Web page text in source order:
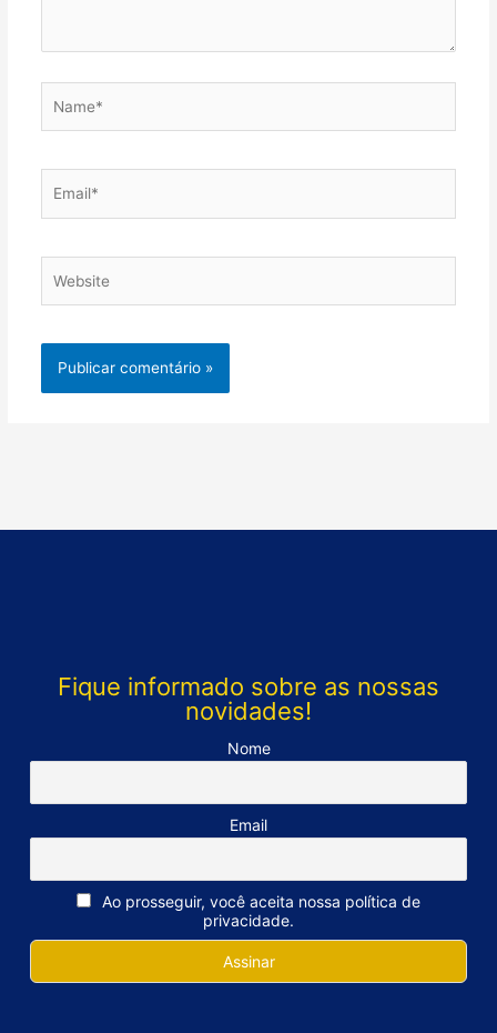
Fique informado sobre as nossas
novidades!
Nome
Email
Ao prosseguir, você aceita nossa política de
privacidade.